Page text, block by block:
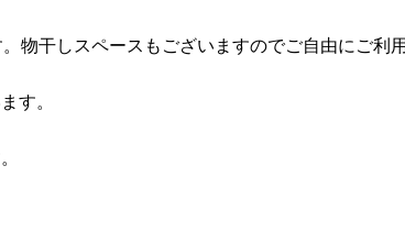
物干しスペースもございますのでご自由にご利用
す。